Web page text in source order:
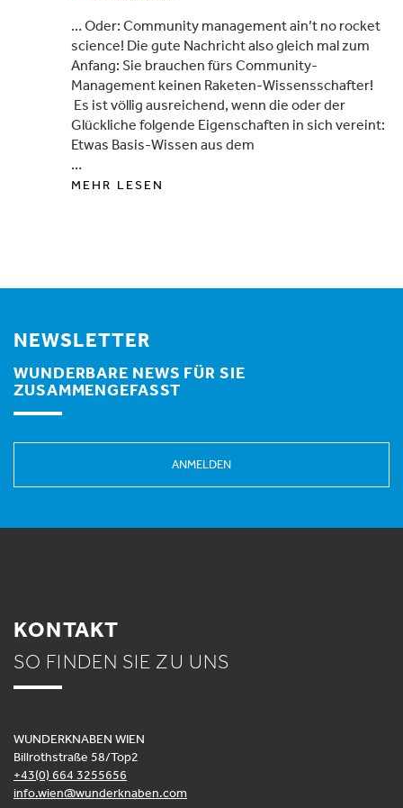
… Oder: Community management ain’t no rocket
science! Die gute Nachricht also gleich mal zum
Anfang: Sie brauchen fürs Community-
Management keinen Raketen-Wissensschafter!
Es ist völlig ausreichend, wenn die oder der
Glückliche folgende Eigenschaften in sich vereint:
Etwas Basis-Wissen aus dem
…
MEHR LESEN
NEWSLETTER
WUNDERBARE NEWS FÜR SIE
ZUSAMMENGEFASST
ANMELDEN
KONTAKT
SO FINDEN SIE ZU UNS
WUNDERKNABEN WIEN
Billrothstraße 58/Top2
+43(0) 664 3255656
info.wien@wunderknaben.com